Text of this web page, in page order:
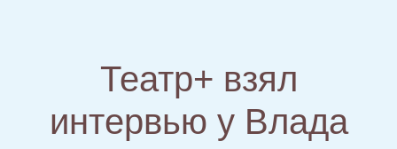
Театр+ взял
интервью у Влада